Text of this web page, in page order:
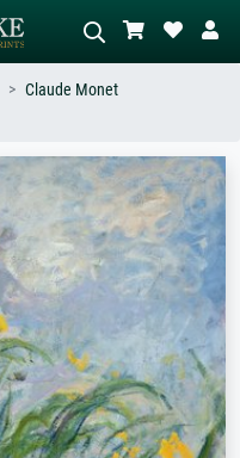
Descrivi la scena – es. prato verde,
astratto con molto rosso, dipinto a
olio scuro, nudo in piedi vicino a un
albero.
Claude Monet